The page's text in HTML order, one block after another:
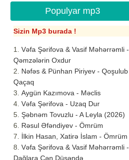
Populyar mp3
Sizin Mp3 burada !
Vəfa Şərifova & Vasif Məhərrəmli -
Qəmzələrin Oxdur
Nəfəs & Pünhan Piriyev - Qoşulub
Qaçaq
Aygün Kazımova - Məclis
Vəfa Şərifova - Uzaq Dur
Şəbnəm Tovuzlu - A Leyla (2026)
Rəsul Əfəndiyev - Ömrüm
İlkin Hasan, Xatirə İslam - Ömrüm
Vəfa Şərifova & Vasif Məhərrəmli -
Dağlara Çən Düşəndə